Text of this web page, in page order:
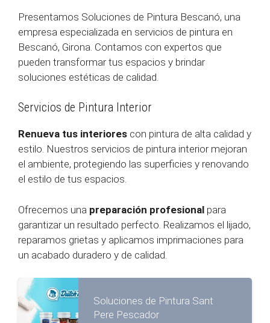
Presentamos Soluciones de Pintura Bescanó, una
empresa especializada en servicios de pintura en
Bescanó, Girona. Contamos con expertos que
pueden transformar tus espacios y brindar
soluciones estéticas de calidad.
Servicios de Pintura Interior
Renueva tus interiores con pintura de alta calidad y
estilo. Nuestros servicios de pintura interior mejoran
el ambiente, protegiendo las superficies y renovando
el estilo de tus espacios.
Ofrecemos una preparación profesional para
garantizar un resultado perfecto. Realizamos el lijado,
reparamos grietas y aplicamos imprimaciones para
un acabado duradero y de calidad.
Soluciones de Pintura Sant
Pere Pescador